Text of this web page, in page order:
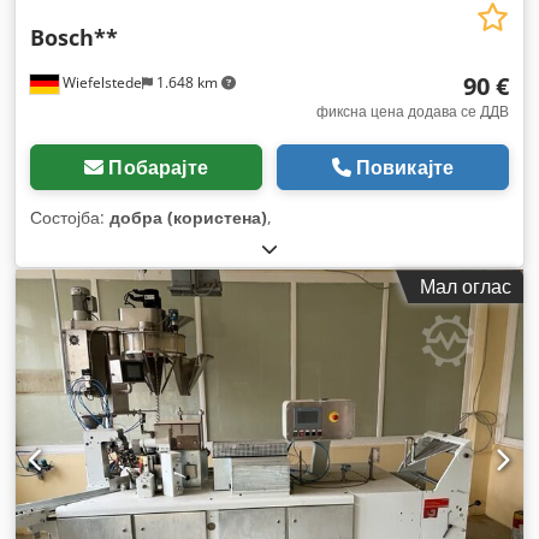
Wiefelstede 1.648 km
Bosch**
90 €
фиксна цена додава се ДДВ
Побарајте Повикајте
Состојба: добра (користена),
Мал оглас